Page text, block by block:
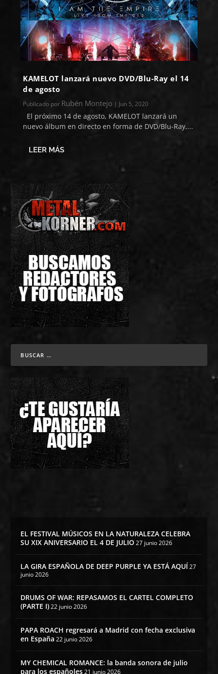
KAMELOT lanzará nuevo DVD/Blu-Ray el 14
de agosto
Publicado por Rubén Montejo | Jun 5, 2020
El próximo 14 de agosto, KAMELOT lanzará un
nuevo álbum en directo en forma de DVD/Blu-Ray,...
LEER MÁS
EL FESTIVAL MÚSICOS EN LA NATURALEZA CELEBRA
SU XIX ANIVERSARIO EL 4 DE JULIO 27 junio 2026
LA GIRA ESPAÑOLA DE DEEP PURPLE YA ESTÁ AQUÍ27
junio 2026
DRUMS OF WAR: REPASAMOS EL CARTEL COMPLETO
(PARTE I) 22 junio 2026
PAPA ROACH regresará a Madrid con fecha exclusiva
en España 22 junio 2026
MY CHEMICAL ROMANCE: la banda sonora de julio
para los españoles 21 junio 2026